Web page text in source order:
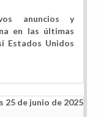
anuncios y
en las últimas
Estados Unidos
25 de junio de 2025